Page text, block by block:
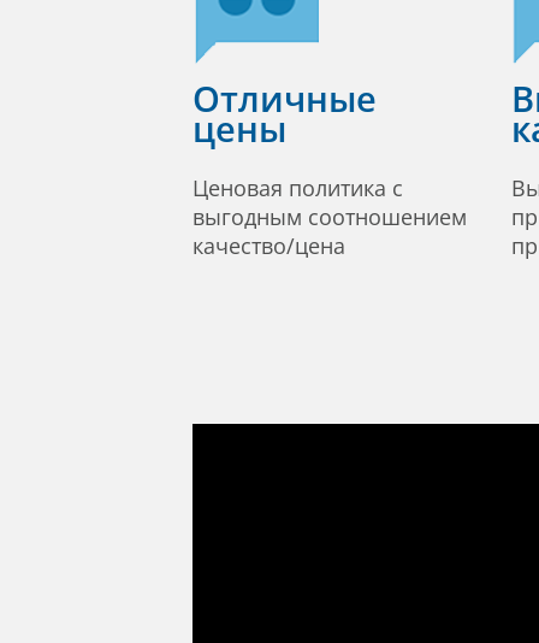
Отличные
цены
Ценовая политика с
выгодным соотношением
качество/цена